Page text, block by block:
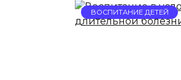
ВОСПИТАНИЕ ДЕТЕЙ